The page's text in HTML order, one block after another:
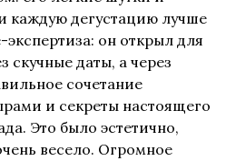
каждую дегустацию лучше
он открыл для
скучные даты, а через
сочетание
и секреты настоящего
Это было эстетично,
весело. Огромное